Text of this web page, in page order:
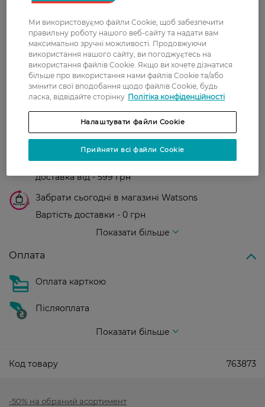
Показати ще
Доставка
Нова пошта
У відділення Нової пошти - 99 грн,
безкоштовно від 699 грн
доставка від - 599 грн
Забрати сьогодні в магазині Watsons
Вартість доставки - 0 грн
Показати більше
Оплата
Оплата карткою
Післяоплата
Показати більше
Код товару 763873
-50% на обраний асортимент
Ми використовуємо файли Cookie, щоб забезпечити
правильну роботу нашого веб-сайту та надати вам
максимально зручні можливості. Продовжуючи
використання нашого сайту, ви погоджуєтесь на
використання файлів Cookie. Якщо ви хочете дізнатися
більше про використання нами файлів Cookie та/або
змінити свої вподобання щодо файлів Cookie, будь
ласка, відвідайте сторінку Політіка конфіденційності
Налаштувати файли Cookie
Прийняти всі файли Cookie